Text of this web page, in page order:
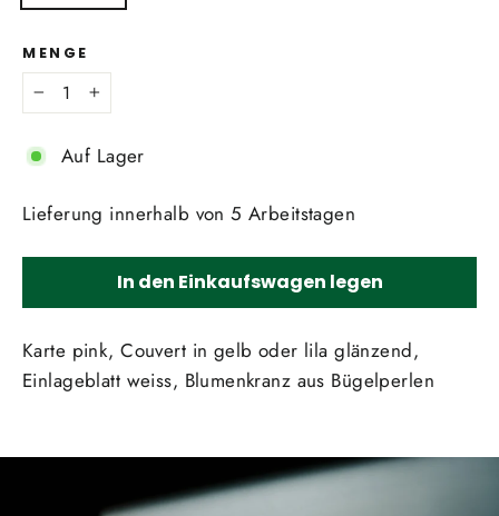
MENGE
−
+
Auf Lager
Lieferung innerhalb von 5 Arbeitstagen
In den Einkaufswagen legen
Karte pink, Couvert in gelb oder lila glänzend,
Einlageblatt weiss, Blumenkranz aus Bügelperlen